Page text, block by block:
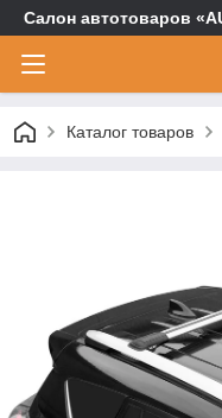
Салон автотоваров
Каталог товаров